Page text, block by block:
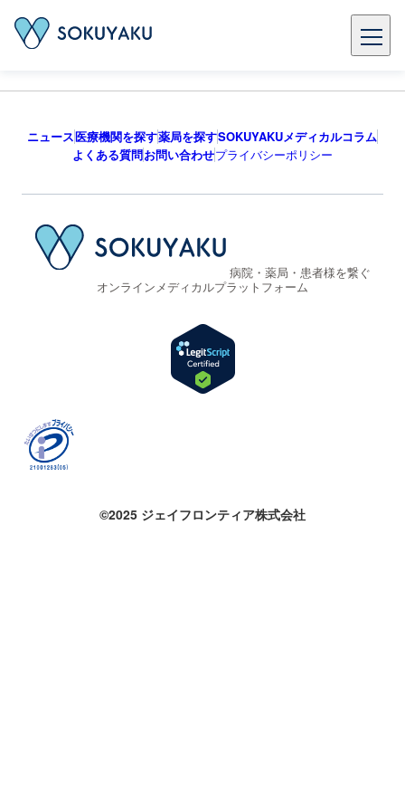
ニュース医療機関を探す薬局を探すSOKUYAKUメディカルコラム
よくある質問お問い合わせプライバシーポリシー
病院・薬局・患者様を繋ぐ
オンラインメディカルプラットフォーム
©2025 ジェイフロンティア株式会社